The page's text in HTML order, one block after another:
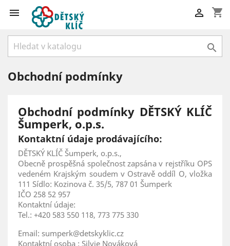
 shopping_cart


Obchodní podmínky
Obchodní podmínky DĚTSKÝ KLÍČ
Šumperk, o.p.s.
Kontaktní údaje prodávajícího:
DĚTSKÝ KLÍČ Šumperk, o.p.s.,
Obecně prospěšná společnost zapsána v rejstříku OPS
vedeném Krajským soudem v Ostravě oddíl O, vložka
111 Sídlo: Kozinova č. 35/5, 787 01 Šumperk
IČO 258 52 957
Kontaktní údaje:
Tel.: +420 583 550 118, 773 775 330
Email: sumperk@detskyklic.cz
Kontaktní osoba : Silvie Nováková